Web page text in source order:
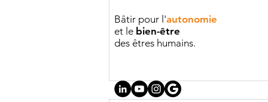
Bâtir pour l'autonomie
et le bien-être
des êtres humains.